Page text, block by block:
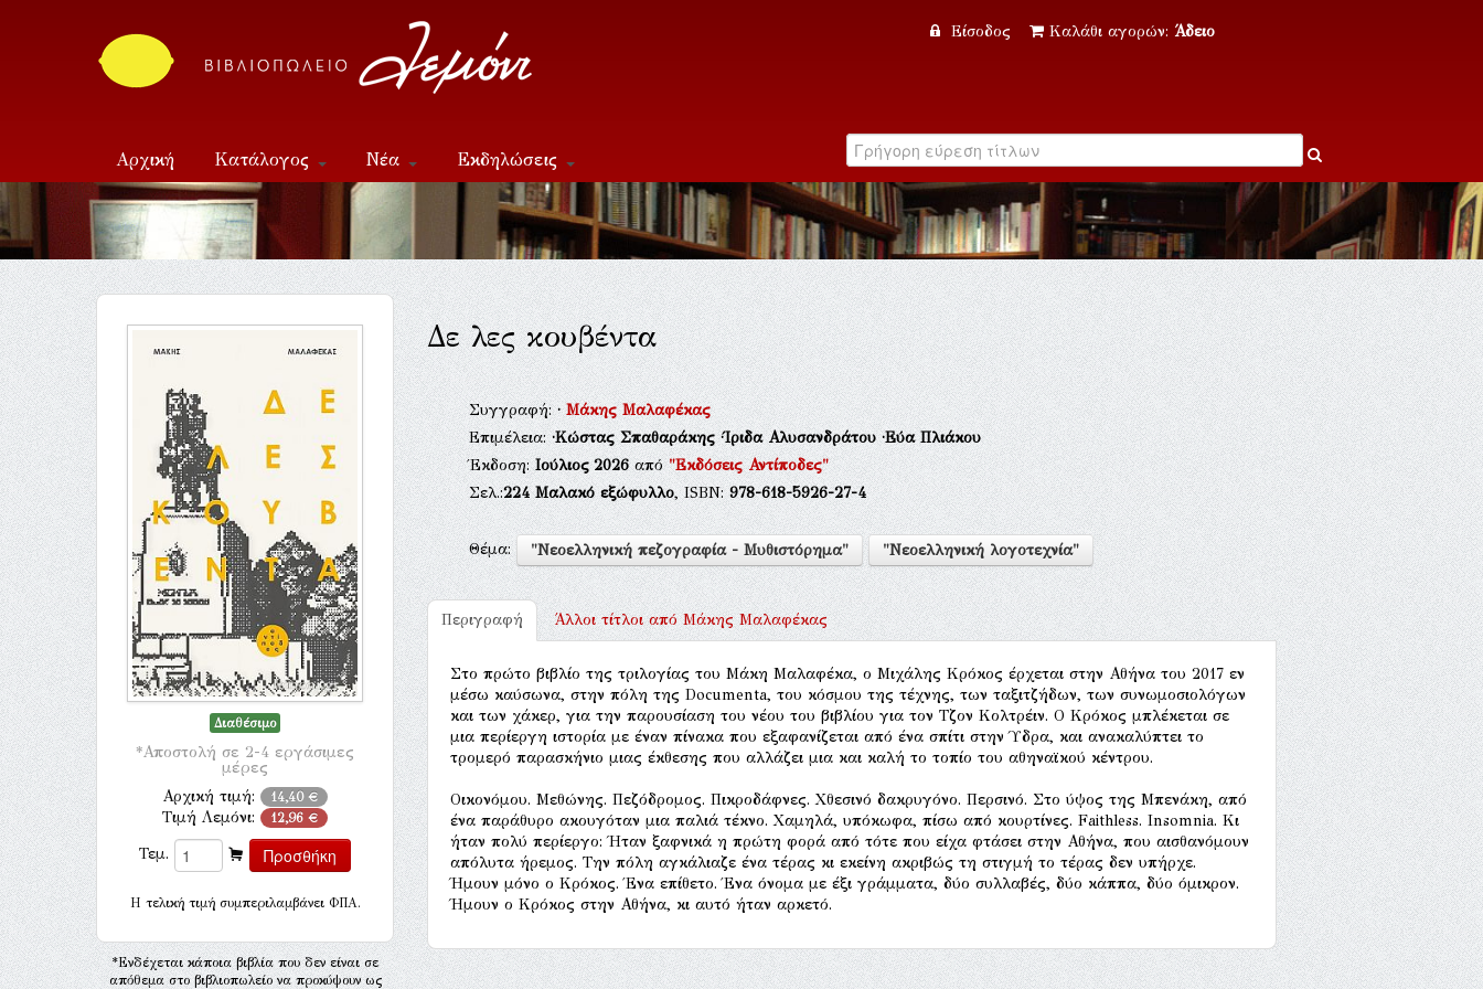
Είσοδος Καλάθι αγορών: Άδειο
Αρχική Κατάλογος Νέα Εκδηλώσεις
Επικοινωνία
Διαθέσιμο
*Αποστολή σε 2-4 εργάσιμες
μέρες
Αρχική τιμή: 14,40 €
Τιμή Λεμόνι: 12,96 €
Τεμ.
H τελική τιμή συμπεριλαμβάνει ΦΠΑ.
*Ενδέχεται κάποια βιβλία που δεν είναι σε
απόθεμα στο βιβλιοπωλείο να προκύψουν ως
Δε λες κουβέντα
Συγγραφή:·Μάκης Μαλαφέκας
Επιμέλεια:·Κώστας Σπαθαράκης·Ίριδα Αλυσανδράτου·Εύα Πλιάκου
Έκδοση:Ιούλιος 2026από"Εκδόσεις Αντίποδες"
Σελ.:224 Μαλακό εξώφυλλο, ISBN:978-618-5926-27-4
Θέμα: "Νεοελληνική πεζογραφία - Μυθιστόρημα" "Νεοελληνική λογοτεχνία"
Περιγραφή Άλλοι τίτλοι απόΜάκης Μαλαφέκας
Στο πρώτο βιβλίο της τριλογίας του Μάκη Μαλαφέκα, ο Μιχάλης Κρόκος έρχεται στην Αθήνα του 2017 εν
μέσω καύσωνα, στην πόλη της Documenta, του κόσμου της τέχνης, των ταξιτζήδων, των συνωμοσιολόγων
και των χάκερ, για την παρουσίαση του νέου του βιβλίου για τον Τζον Κολτρέιν. Ο Κρόκος μπλέκεται σε
μια περίεργη ιστορία με έναν πίνακα που εξαφανίζεται από ένα σπίτι στην Ύδρα, και ανακαλύπτει το
τρομερό παρασκήνιο μιας έκθεσης που αλλάζει μια και καλή το τοπίο του αθηναϊκού κέντρου.
Οικονόμου. Μεθώνης. Πεζόδρομος. Πικροδάφνες. Χθεσινό δακρυγόνο. Περσινό. Στο ύψος της Μπενάκη, από
ένα παράθυρο ακουγόταν μια παλιά τέκνο. Χαμηλά, υπόκωφα, πίσω από κουρτίνες. Faithless. Insomnia. Κι
ήταν πολύ περίεργο: Ήταν ξαφνικά η πρώτη φορά από τότε που είχα φτάσει στην Αθήνα, που αισθανόμουν
απόλυτα ήρεμος. Την πόλη αγκάλιαζε ένα τέρας κι εκείνη ακριβώς τη στιγμή το τέρας δεν υπήρχε.
Ήμουν μόνο ο Κρόκος. Ένα επίθετο. Ένα όνομα με έξι γράμματα, δύο συλλαβές, δύο κάππα, δύο όμικρον.
Ήμουν ο Κρόκος στην Αθήνα, κι αυτό ήταν αρκετό.